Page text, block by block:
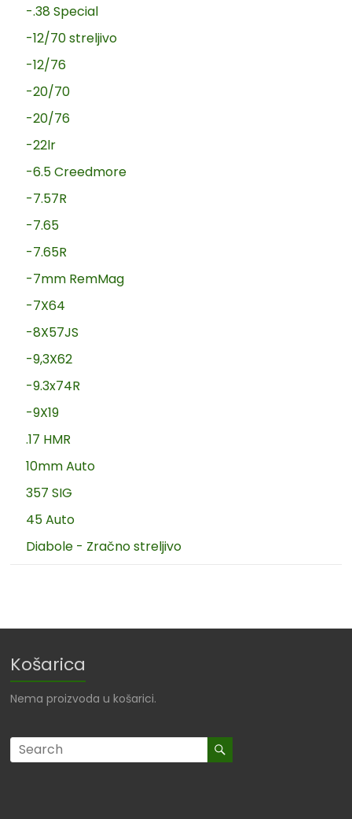
-.38 Special
-12/70 streljivo
-12/76
-20/70
-20/76
-22lr
-6.5 Creedmore
-7.57R
-7.65
-7.65R
-7mm RemMag
-7X64
-8X57JS
-9,3X62
-9.3x74R
-9X19
.17 HMR
10mm Auto
357 SIG
45 Auto
Diabole - Zračno streljivo
Košarica
Nema proizvoda u košarici.